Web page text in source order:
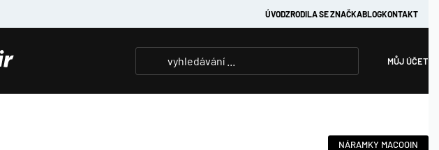
ÚVODZRODILA SE ZNAČKABLOGKONTAKT
MŮJ ÚČET
NÁRAMKY MACOOIN